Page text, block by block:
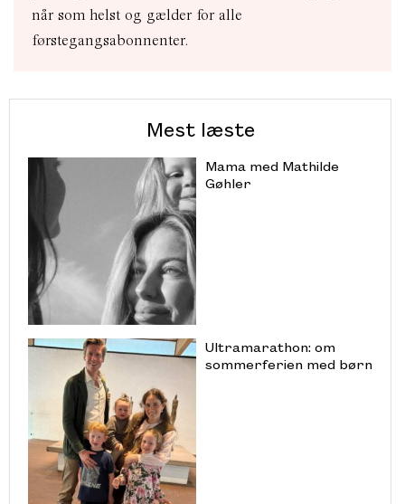
når som helst og gælder for alle
førstegangsabonnenter.
Mest læste
Mama med Mathilde
Gøhler
Ultramarathon: om
sommerferien med børn